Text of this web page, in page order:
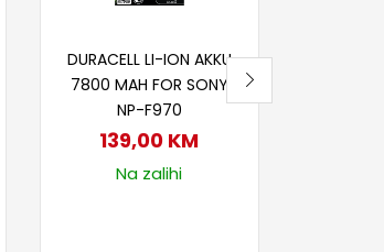
DURACELL LI-ION AKKU
7800 MAH FOR SONY
NP-F970
139,00 KM
Na zalihi